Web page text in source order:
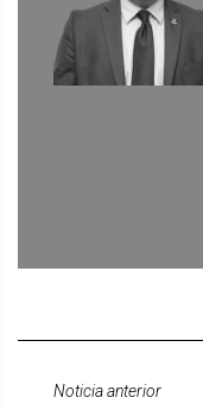
Noticia anterior